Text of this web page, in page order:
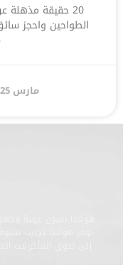
20 حقيقة
الطواحين واحجز
مارس 25, 2026